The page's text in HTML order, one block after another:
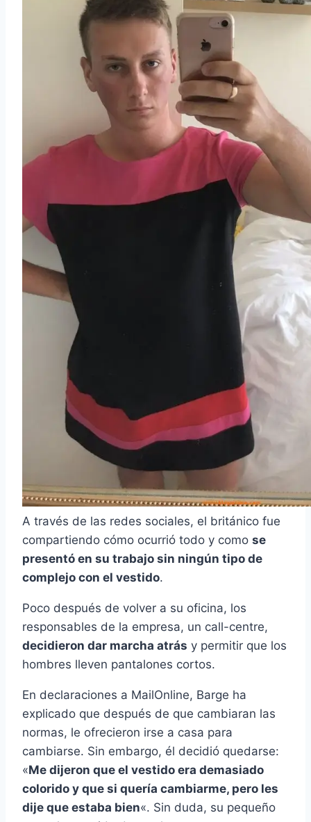
A través de las redes sociales, el británico fue
compartiendo cómo ocurrió todo y como se
presentó en su trabajo sin ningún tipo de
complejo con el vestido.
Poco después de volver a su oficina, los
responsables de la empresa, un call-centre,
decidieron dar marcha atrás y permitir que los
hombres lleven pantalones cortos.
En declaraciones a MailOnline, Barge ha
explicado que después de que cambiaran las
normas, le ofrecieron irse a casa para
cambiarse. Sin embargo, él decidió quedarse:
«Me dijeron que el vestido era demasiado
colorido y que si quería cambiarme, pero les
dije que estaba bien«. Sin duda, su pequeño